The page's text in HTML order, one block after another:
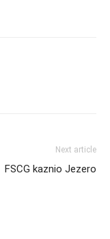
Next article
FSCG kaznio Jezero